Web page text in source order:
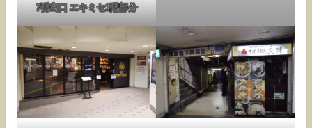
7番出口 エキミセ1階部分